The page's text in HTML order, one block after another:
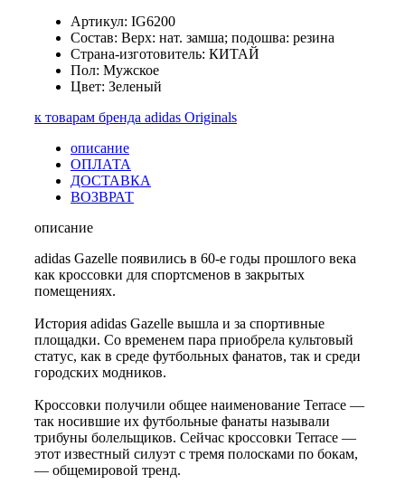
Артикул: IG6200
Состав: Верх: нат. замша; подошва: резина
Страна-изготовитель: КИТАЙ
Пол: Мужское
Цвет: Зеленый
к товарам бренда adidas Originals
описание
ОПЛАТА
ДОСТАВКА
ВОЗВРАТ
описание
adidas Gazelle появились в 60-е годы прошлого века
как кроссовки для спортсменов в закрытых
помещениях.
История adidas Gazelle вышла и за спортивные
площадки. Со временем пара приобрела культовый
статус, как в среде футбольных фанатов, так и среди
городских модников.
Кроссовки получили общее наименование Terrace —
так носившие их футбольные фанаты называли
трибуны болельщиков. Сейчас кроссовки Terrace —
этот известный силуэт с тремя полосками по бокам,
— общемировой тренд.